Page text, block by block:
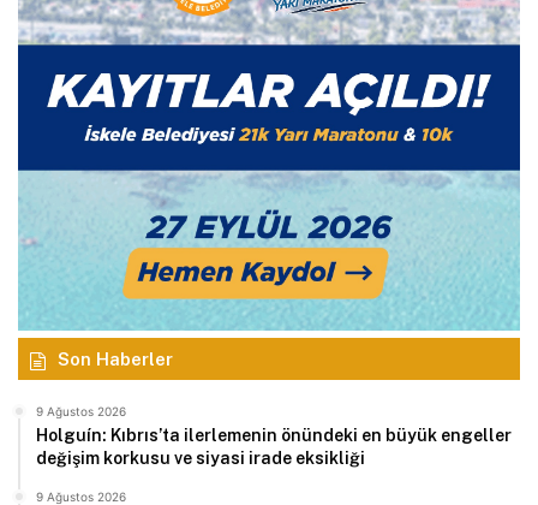
Son Haberler
9 Ağustos 2026
Holguín: Kıbrıs’ta ilerlemenin önündeki en büyük engeller
değişim korkusu ve siyasi irade eksikliği
9 Ağustos 2026